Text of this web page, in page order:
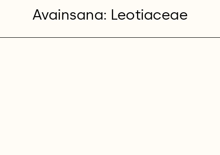
Avainsana: Leotiaceae